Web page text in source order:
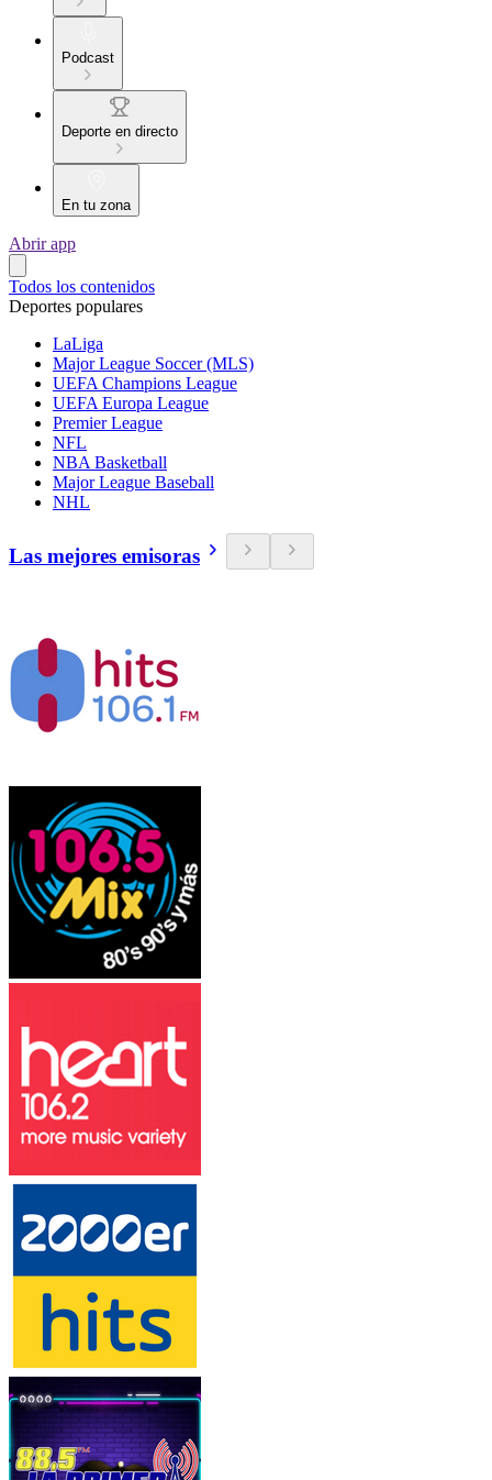
Podcast
Deporte en directo
En tu zona
Abrir app
Todos los contenidos
Deportes populares
LaLiga
Major League Soccer (MLS)
UEFA Champions League
UEFA Europa League
Premier League
NFL
NBA Basketball
Major League Baseball
NHL
Las mejores emisoras